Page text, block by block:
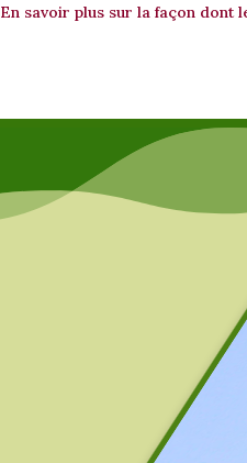
En savoir plus sur la façon dont